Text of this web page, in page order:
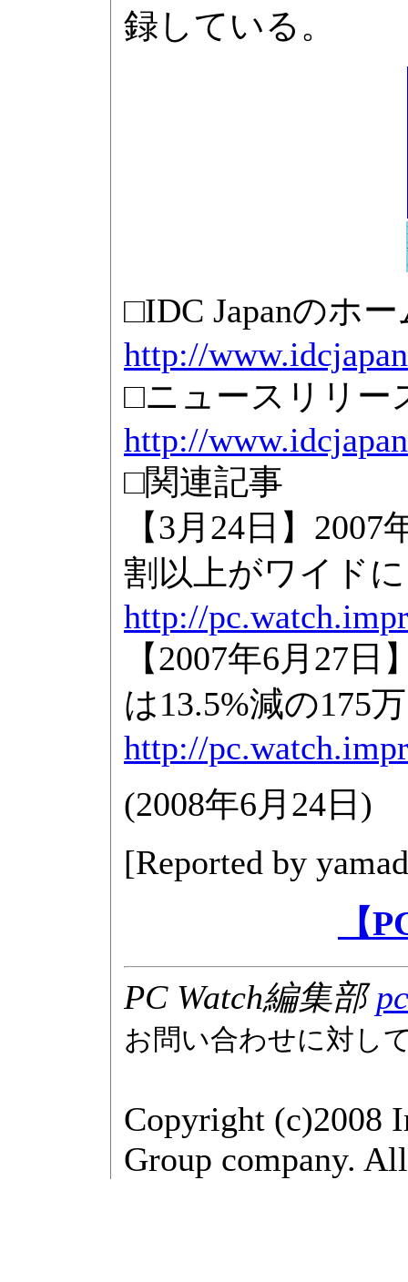
録している。
□IDC Japanのホ
http://
□ニュースリリー
http://
□関連記事
【3月24日】
割以上がワイドに
http://
【2007年6月27
は13.5%減の175
http://
(2008年6月24日 )
[Reported by
【
PC Watch編集部
お問い合わせに対し
Copyright (c)2008
Group company.